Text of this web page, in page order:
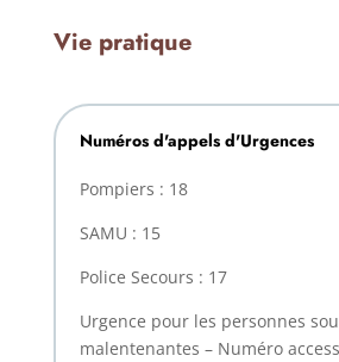
Vie pratique
Numéros d'appels d'Urgences
Pompiers : 18
SAMU : 15
Police Secours : 17
Urgence pour les personnes
malentenantes – Numéro